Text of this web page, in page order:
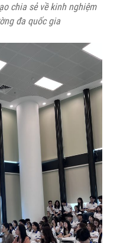
chia sẻ về kinh nghiệm
đa quốc gia